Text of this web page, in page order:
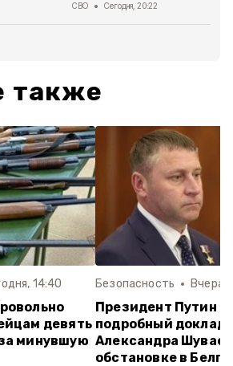
СВО Сегодня, 20:22
также
14:40
девять
минувшую
Безопасность Вчера,
Президент Путин
подробный доклад
Александра
обстановке в